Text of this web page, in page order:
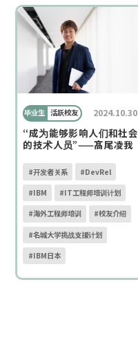
毕业生 活跃校友 2024.10.30
“成为能够影响人们和社会
的技术人员”——髙尾凌我
#开发者关系 #DevRel
#IBM #IT工程师培训计划
#海外工程师培训 #校友介绍
#名城大学挑战支援计划
#IBM日本